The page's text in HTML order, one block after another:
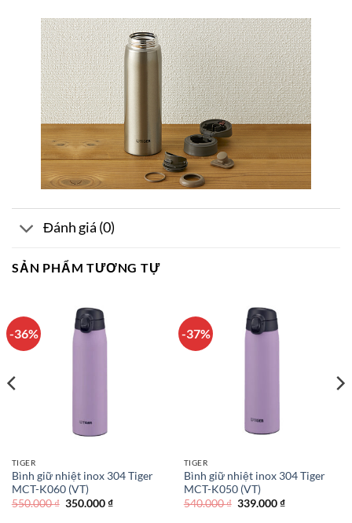
Đánh giá (0)
SẢN PHẨM TƯƠNG TỰ
-36%
TIGER
Bình giữ nhiệt inox 304 Tiger
MCT-K060 (VT)
550.000₫ Giá
350.000₫Giá
-37%
TIGER
Bình giữ nhiệt inox 304 Tiger
MCT-K050 (VT)
540.000₫ Giá
339.000₫Giá